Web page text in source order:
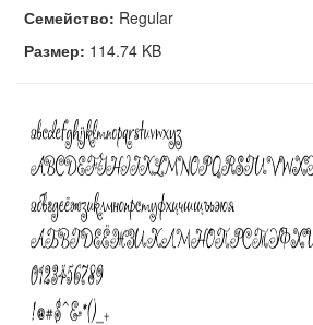
Семейство: Regular
Размер: 114.74 KB